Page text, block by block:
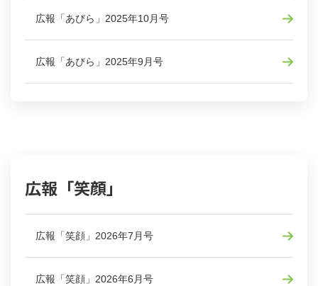
広報「あびら」2025年10月号
広報「あびら」2025年9月号
広報「笑顔」
広報「笑顔」2026年7月号
広報「笑顔」2026年6月号